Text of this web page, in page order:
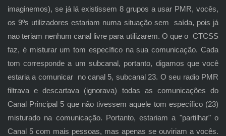
imaginemos), se já lá existissem 8 grupos a usar PMR, vocês,
os 9ºs utilizadores estariam numa situação sem saída, pois já
nao teriam nenhum canal livre para utilizarem. O que o CTCSS
faz, é misturar um tom específico na sua comunicação. Cada
tom corresponde a um subcanal, portanto, digamos que você
estaria a comunicar no canal 5, subcanal 23. O seu radio PMR
filtrava e descartava (ignorava) todas as comunicações do
Canal Principal 5 que não tivessem aquele tom específico (23)
misturado na comunicação. Portanto, estariam a "partilhar" o
Canal 5 com mais pessoas, mas apenas se ouviriam a vocês.